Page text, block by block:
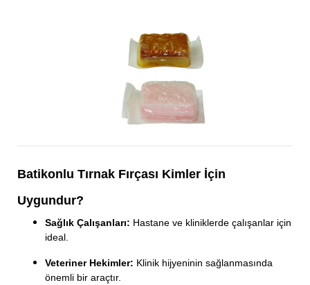
Batikonlu Tırnak Fırçası Kimler İçin
Uygundur?
Sağlık Çalışanları: Hastane ve kliniklerde çalışanlar için
ideal.
Veteriner Hekimler: Klinik hijyeninin sağlanmasında
önemli bir araçtır.